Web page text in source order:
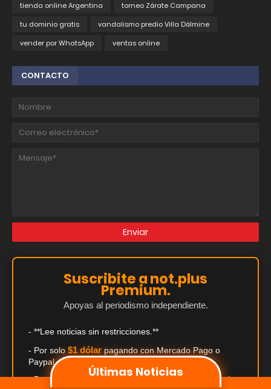
Últimas Noticias
tienda online Argentina
torneo Zárate Campana
tu dominio gratis
vandalismo predio Villa Dálmine
vender por WhatsApp
ventas online
CONTACTO
Suscribite a not.plus
Premium.
Apoyas al periodismo independiente.
- **Lee noticias sin restricciones.**
- Por solo$1 dólarpagando con Mercado Pago o
Paypal.
- Descuentos exclusivos de hasta el 50% en comercios